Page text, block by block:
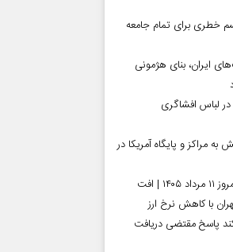
خطری برای تمام جامعه
ایران، بنای هژمونی
در لباس افشاگری
مراکز و پایگاه‌ آمریکا در
قیمت طلا و سکه امروز ۱۱ مرداد ۱۴۰۵ | افت
با کاهش نرخ ارز
پاسخ مقتضی دریافت